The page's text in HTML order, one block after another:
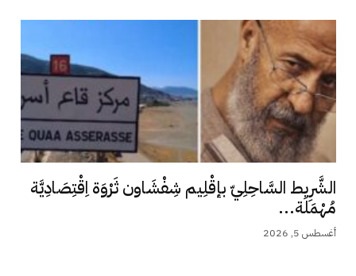
الشَّرِيط السَّاحِلِيّ بإقْلِيم شِفْشَاون ثَرْوَة اِقْتِصَادِيَّة
مُهْمَلَة...
أغسطس 5, 2026